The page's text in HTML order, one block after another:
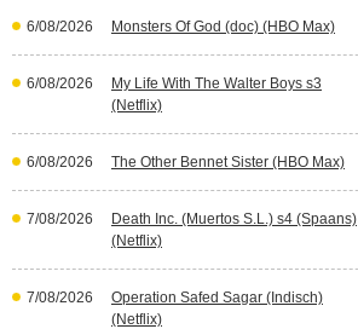
6/08/2026 Monsters Of God (doc) (HBO Max)
6/08/2026
My Life With The Walter Boys s3
(Netflix)
6/08/2026 The Other Bennet Sister (HBO Max)
7/08/2026
Death Inc. (Muertos S.L.) s4 (Spaans)
(Netflix)
7/08/2026
Operation Safed Sagar (Indisch)
(Netflix)